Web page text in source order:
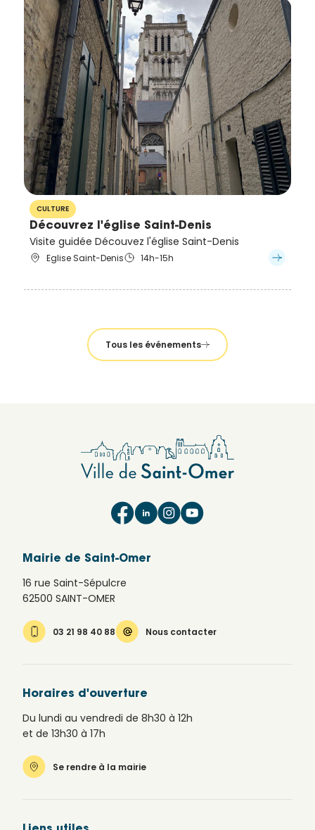
CULTURE
Découvrez l'église Saint-Denis
Visite guidée Découvez l'église Saint-Denis
Eglise Saint-Denis 14h-15h
Tous les événements
Mairie de Saint-Omer
16 rue Saint-Sépulcre
62500 SAINT-OMER
03 21 98 40 88 Nous contacter
Horaires d'ouverture
Du lundi au vendredi de 8h30 à 12h
et de 13h30 à 17h
Se rendre à la mairie